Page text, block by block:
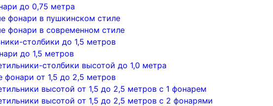
до 0,75 метра
фонари в пушкинском стиле
фонари в современном стиле
столбики до 1,5 метров
до 1,5 метров
столбики высотой до 1,0 метра
фонари от 1,5 до 2,5 метров
высотой от 1,5 до 2,5 метров с 1 фонарем
высотой от 1,5 до 2,5 метров с 2 фонарями